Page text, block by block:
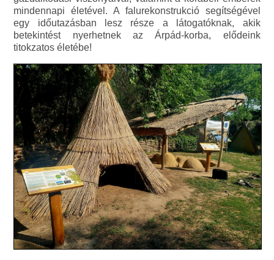
mindennapi életével. A falurekonstrukció segítségével
egy időutazásban lesz része a látogatóknak, akik
betekintést nyerhetnek az Árpád-korba, elődeink
titokzatos életébe!